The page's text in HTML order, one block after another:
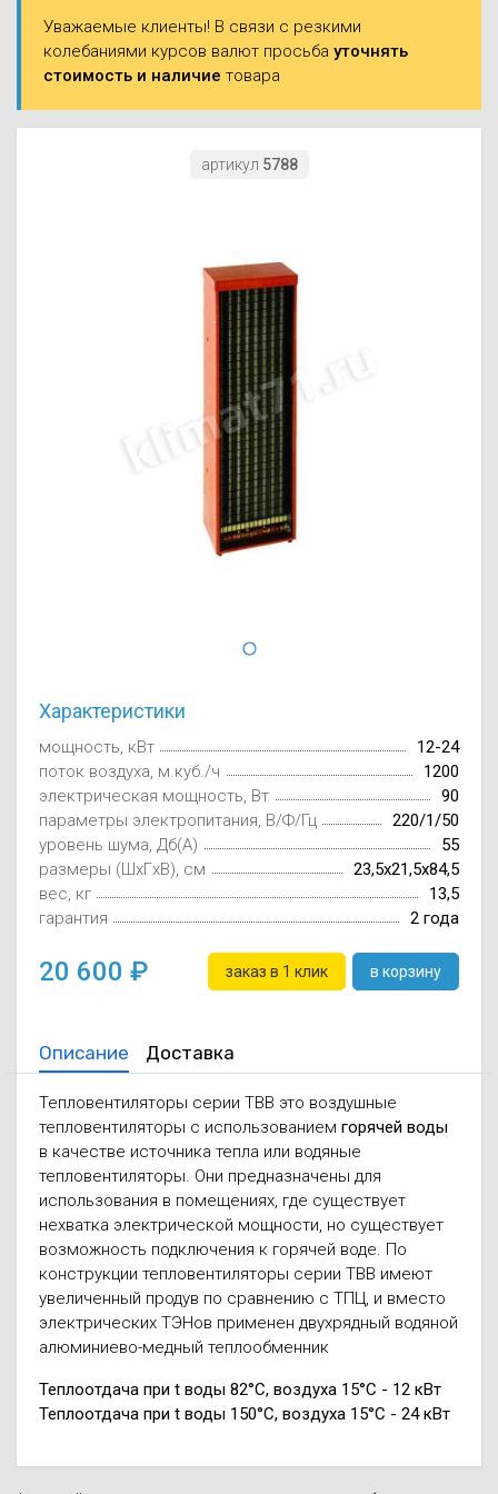
Уважаемые клиенты! В связи с резкими
колебаниями курсов валют просьба уточнять
стоимость и наличие товара
артикул 5788
Характеристики
мощность, кВт
12-24
поток воздуха, м.куб./ч
1200
электрическая мощность, Вт
90
параметры электропитания, В/Ф/Гц
220/1/50
уровень шума, Дб(А)
55
размеры (ШxГxВ), см
23,5x21,5x84,5
вес, кг
13,5
гарантия
2 года
20 600 заказ в 1 клик в корзину
Описание Доставка
Тепловентиляторы серии ТВВ это воздушные
тепловентиляторы с использованием горячей воды
в качестве источника тепла или водяные
тепловентиляторы. Они предназначены для
использования в помещениях, где существует
нехватка электрической мощности, но существует
возможность подключения к горячей воде. По
конструкции тепловентиляторы серии ТВВ имеют
увеличенный продув по сравнению с ТПЦ, и вместо
электрических ТЭНов применен двухрядный водяной
алюминиево-медный теплообменник
Теплоотдача при t воды 82°С, воздуха 15°С - 12 кВт
Теплоотдача при t воды 150°С, воздуха 15°С - 24 кВт
Водяные
(калориферы)